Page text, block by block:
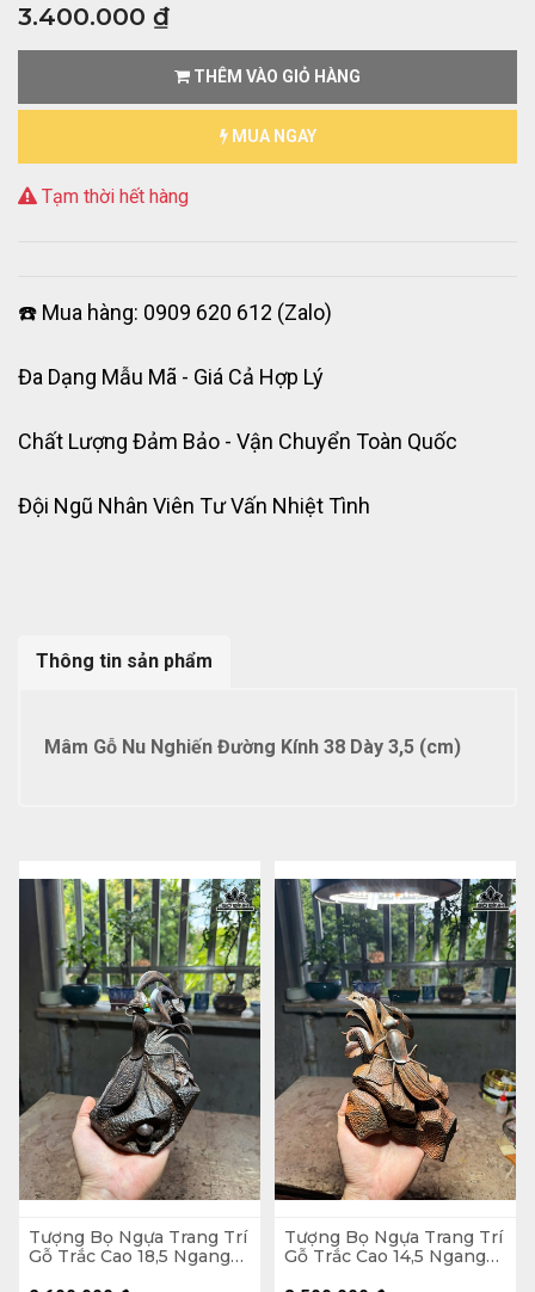
3.400.000 ₫
THÊM VÀO GIỎ HÀNG
MUA NGAY
Tạm thời hết hàng
☎️ Mua hàng: 0909 620 612 (Zalo)
Đa Dạng Mẫu Mã - Giá Cả Hợp Lý
Chất Lượng Đảm Bảo - Vận Chuyển Toàn Quốc
Đội Ngũ Nhân Viên Tư Vấn Nhiệt Tình
Thông tin sản phẩm
Mâm Gỗ Nu Nghiến Đường Kính 38 Dày 3,5 (cm)
Tượng Bọ Ngựa Trang Trí
Gỗ Trắc Cao 18,5 Ngang
Tượng Bọ Ngựa Trang Trí
Gỗ Trắc Cao 14,5 Ngang